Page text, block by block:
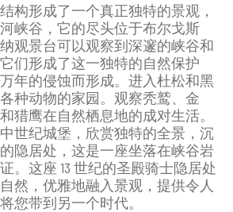
构形成了一个真正独特的景观，
峡谷，它的尽头位于布尔戈斯
观景台可以观察到深邃的峡谷和
们形成了这一独特的自然保护
年的侵蚀而形成。进入杜松和黑
种动物的家园。观察秃鹫、金
猎鹰在自然栖息地的成对生活。
世纪城堡，欣赏独特的全景，沉
隐居处，这是一座坐落在峡谷岩
。这座 13 世纪的圣殿骑士隐居处
然，优雅地融入景观，提供令人
您带到另一个时代。